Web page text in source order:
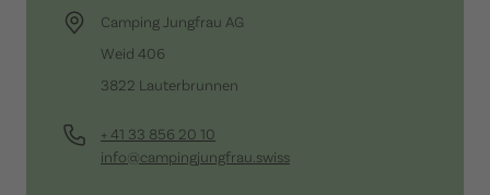
Camping Jungfrau AG
Weid 406
3822 Lauterbrunnen
+ 41 33 856 20 10
info@campingjungfrau.swiss